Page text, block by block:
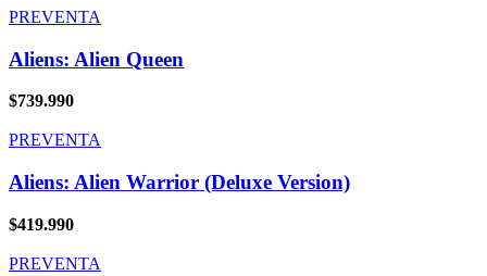
PREVENTA
Aliens: Alien Queen
$739.990
PREVENTA
Aliens: Alien Warrior (Deluxe Version)
$419.990
PREVENTA